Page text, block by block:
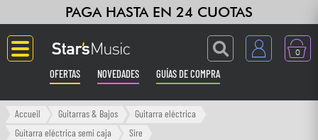
PAGA HASTA EN 24 CUOTAS
0
OFERTAS NOVEDADES GUÍAS DE COMPRA
Langue
Accueil Guitarras & Bajos
Guitarra eléctrica
Guitarra eléctrica semi caja
Sire